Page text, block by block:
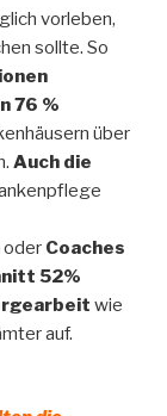
vorleben,
sollte. So
76 %
über
Auch die
oder Coaches
52%
wie
auf.